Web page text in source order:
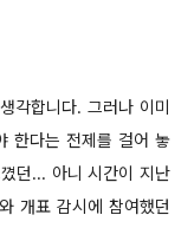
각합니다. 그러나 이미
한다는 전제를 걸어 놓
던... 아니 시간이 지난
개표 감시에 참여했던